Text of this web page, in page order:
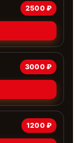
2500 ₽
3000 ₽
1200 ₽